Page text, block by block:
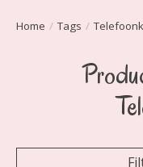
Home / Tags /